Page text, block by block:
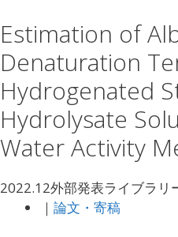
Estimation of
Denaturation
Hydrogenated
Hydrolysate
Water Activity
2022.12外部発表ライブラリ
｜ 論文・寄稿